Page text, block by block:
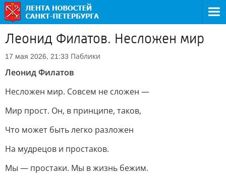
Леонид Филатов. Несложен мир
17 мая 2026, 21:33 Паблики
Леонид Филатов
Несложен мир. Совсем не сложен —
Мир прост. Он, в принципе, таков,
Что может быть легко разложен
На мудрецов и простаков.
Мы — простаки. Мы в жизнь бежим.